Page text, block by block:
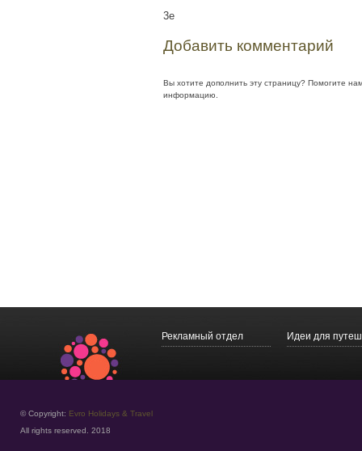
3e
Добавить комментарий
Вы хотите дополнить эту страницу? Помогите
информацию.
Рекламный отдел Идеи для
© Copyright: Evro Holidays & Travel
All rights reserved. 2018